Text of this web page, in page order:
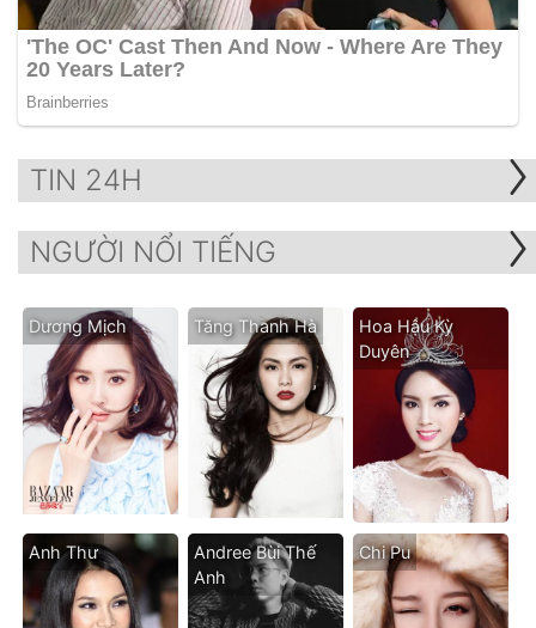
TIN 24H
NGƯỜI NỔI TIẾNG
Dương Mịch Tăng Thanh Hà
Hoa Hậu Kỳ
Duyên
Anh Thư
Andree Bùi Thế
Anh
Chi Pu